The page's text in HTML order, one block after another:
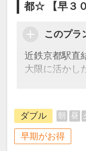
食事のご案内
ざいます。
摂りになる場
（現地販売価
「食事なしプ
をご用意して
●「食事なし
都☆ 【早３
このプラ
近鉄京都駅直
大限に活かし
早期予約限定
お得です！
※本プランは
ダブル 朝 昼
早期がお得